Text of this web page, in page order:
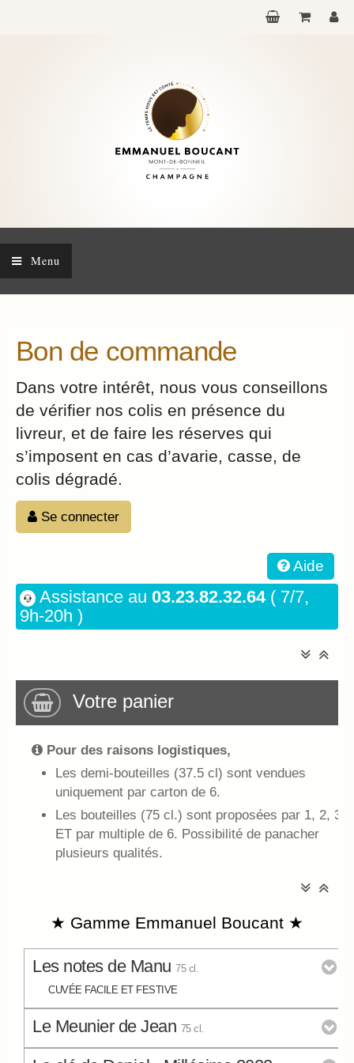
Menu
Bon de commande
Dans votre intérêt, nous vous conseillons
de vérifier nos colis en présence du
livreur, et de faire les réserves qui
s’imposent en cas d’avarie, casse, de
colis dégradé.
Se connecter
Aide
Assistance au 03.23.82.32.64( 7/7,
9h-20h )
Votre panier
Pour des raisons logistiques,
Les demi-bouteilles (37.5 cl) sont vendues
uniquement par carton de 6.
Les bouteilles (75 cl.) sont proposées par 1, 2, 3,
ET par multiple de 6. Possibilité de panacher
plusieurs qualités.
★ Gamme Emmanuel Boucant ★
Les notes de Manu 75 cl.
CUVÉE FACILE ET FESTIVE
37. 00 € TTC
Le Meunier de Jean 75 cl.